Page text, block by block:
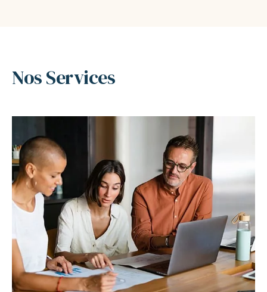
Nos Services